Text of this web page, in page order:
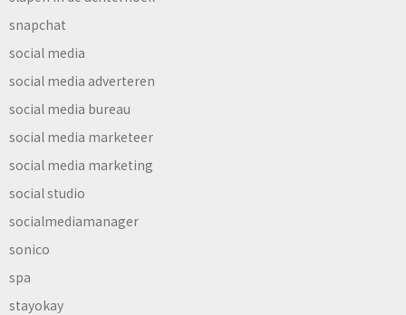
snapchat
social media
social media adverteren
social media bureau
social media marketeer
social media marketing
social studio
socialmediamanager
sonico
spa
stayokay